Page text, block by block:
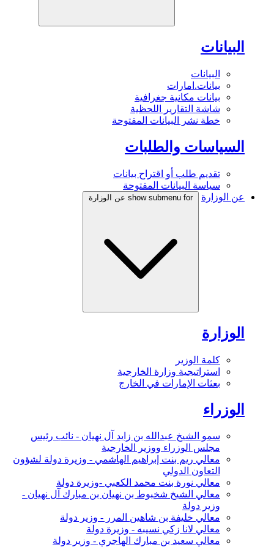
البيانات
البيانات
بيانات.امارات
بيانات مكانية جغرافية
شاشة التقارير اللحظية
خطة نشر البيانات المفتوحة
السياسات والطلبات
تقديم طلب أو اقتراح بيانات
سياسة البيانات المفتوحة
عن الوزارة
show submenu for عن الوزارة
الوزارة
كلمة الوزير
استراتيجية وزارة الخارجية
بعثات الإمارات في الخارج
الوزراء
سمو الشيخ عبدالله بن زايد آل نهيان - نائب رئيس
مجلس الوزراء ووزير الخارجية
معالي ريم بنت إبراهيم الهاشمي - وزيرة دولة لشؤون
التعاون الدولي
معالي نورة بنت محمد الكعبي -وزيرة دولة
معالي الشيخ شخبوط بن نهيان بن مبارك آل نهيان -
وزير دولة
معالي خليفة بن شاهين المرر - وزير دولة
معالي لانا زكي نسيبه - وزيرة دولة
معالي سعيد بن مبارك الهاجري - وزير دولة